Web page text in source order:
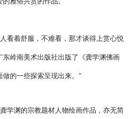
看着舒服，不难看，那才谈得上赏心悦
东岭南美术出版社出版了《龚学渊佛画
的一些探索呈现出来。”
学渊的宗教题材人物绘画作品，亦无简